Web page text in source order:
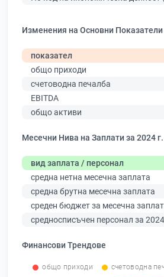
Изменения на Основни Показатели
показател
общо приходи
счетоводна печалба
EBITDA
общо активи
Месечни Нива на Заплати за 2024 г.
вид заплата / персонал
средна нетна месечна заплата
средна брутна месечна заплата
среден бюджет за месечна
средносписъчен персонал за
Финансови Трендове
общо приходи счетоводна